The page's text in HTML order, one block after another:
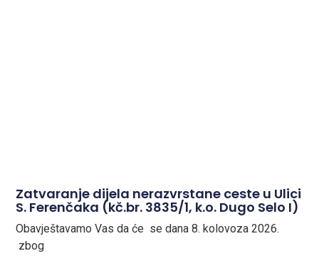
Zatvaranje dijela nerazvrstane ceste u Ulici
S. Ferenčaka (kč.br. 3835/1, k.o. Dugo Selo I)
Obavještavamo Vas da će se dana 8. kolovoza 2026.
zbog